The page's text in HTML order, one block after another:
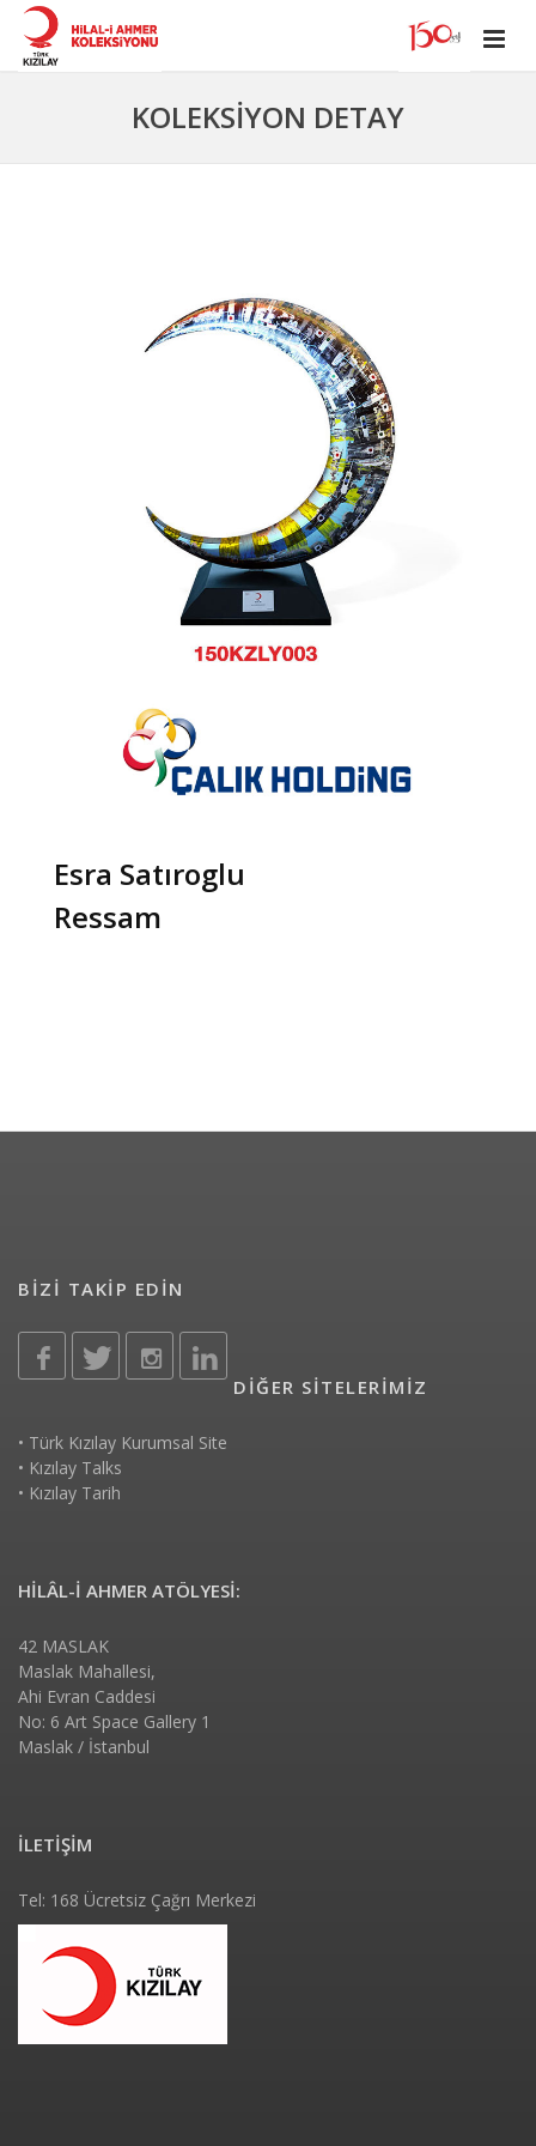
KOLEKSİYON DETAY
Esra Satıroglu
Ressam
BİZİ TAKİP EDİN
DİĞER SİTELERİMİZ
• Türk Kızılay Kurumsal Site
• Kızılay Talks
• Kızılay Tarih
HİLÂL-İ AHMER ATÖLYESİ:
42 MASLAK
Maslak Mahallesi,
Ahi Evran Caddesi
No: 6 Art Space Gallery 1
Maslak / İstanbul
İLETİŞİM
Tel: 168 Ücretsiz Çağrı Merkezi